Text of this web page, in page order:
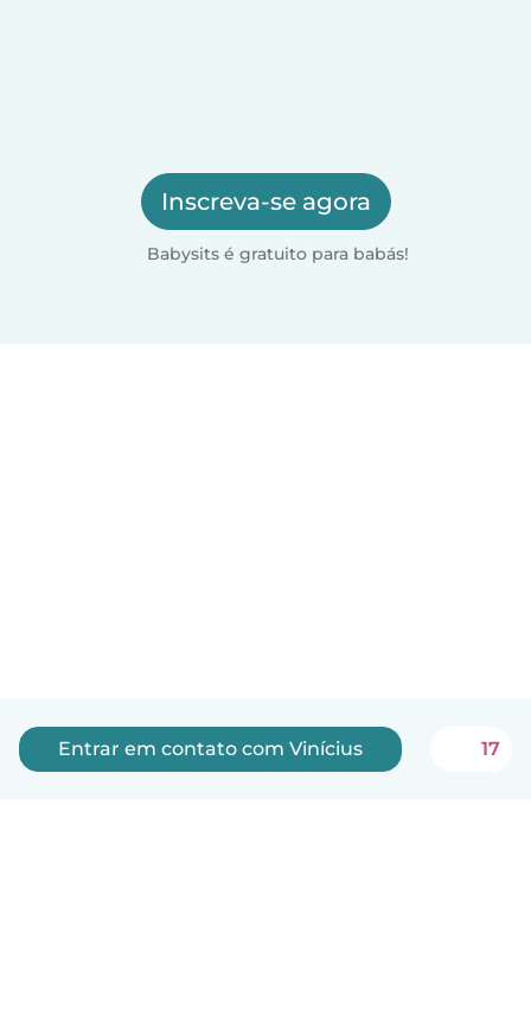
Inscreva-se agora
Babysits é gratuito para babás!
Entrar em contato com Vinícius 17